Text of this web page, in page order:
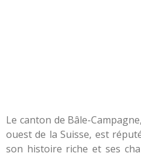
Le canton de Bâle-
ouest de la Suisse, est
son histoire riche et ses